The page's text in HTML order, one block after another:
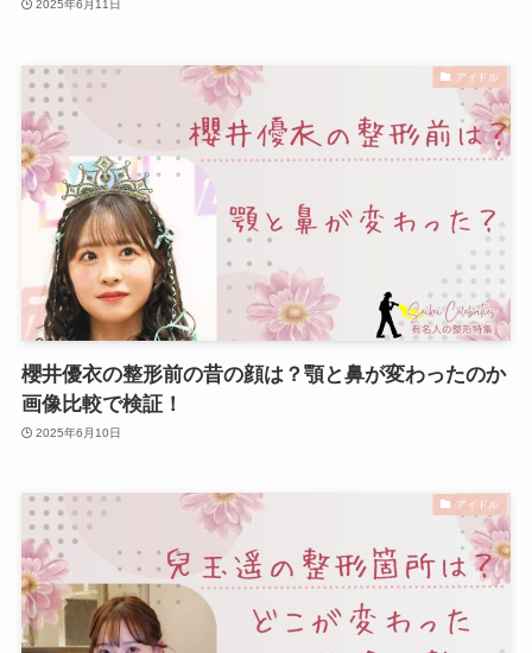
2025年6月11日
アイドル
櫻井優衣の整形前の昔の顔は？顎と鼻が変わったのか
画像比較で検証！
2025年6月10日
アイドル